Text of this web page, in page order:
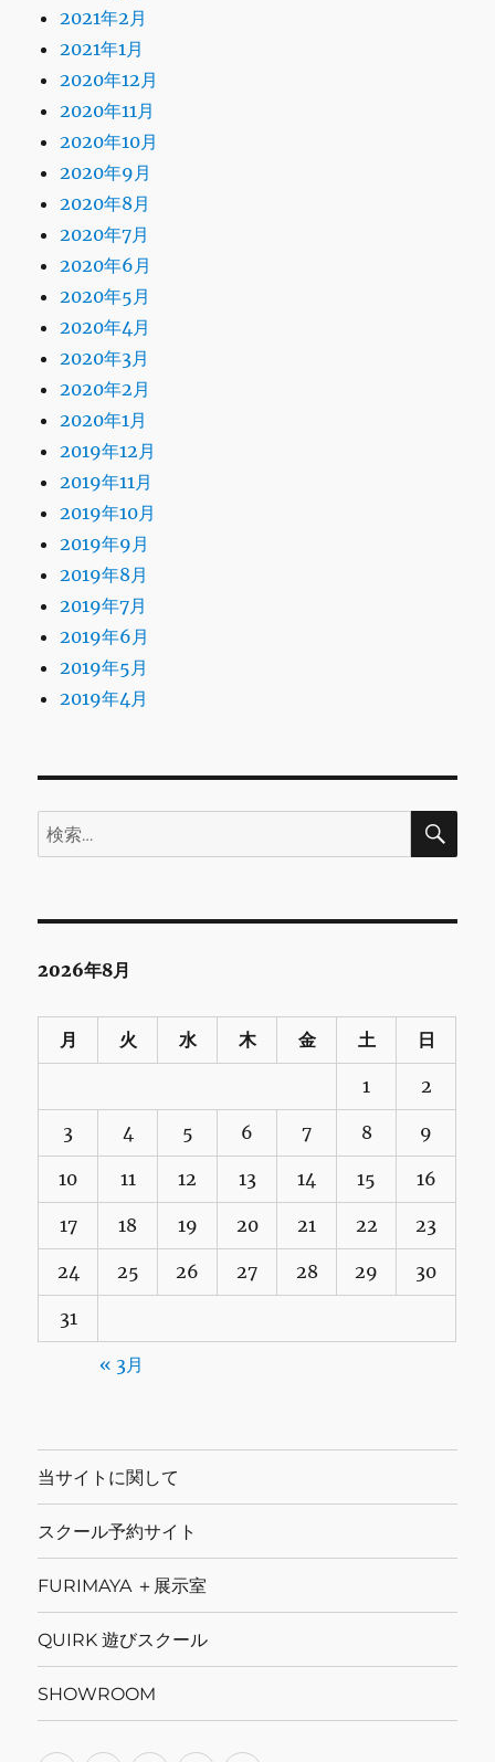
2021年2月
2021年1月
2020年12月
2020年11月
2020年10月
2020年9月
2020年8月
2020年7月
2020年6月
2020年5月
2020年4月
2020年3月
2020年2月
2020年1月
2019年12月
2019年11月
2019年10月
2019年9月
2019年8月
2019年7月
2019年6月
2019年5月
2019年4月
検
索:
検
2026年8月
月 火 水 木 金 土 日
1 2
3 4 5 6 7 8 9
10 11 12 13 14 15 16
17 18 19 20 21 22 23
24 25 26 27 28 29 30
31
« 3月
当サイトに関して
スクール予約サイト
FURIMAYA ＋展示室
QUIRK 遊びスクール
SHOWROOM